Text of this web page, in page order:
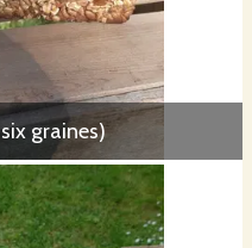
graines)